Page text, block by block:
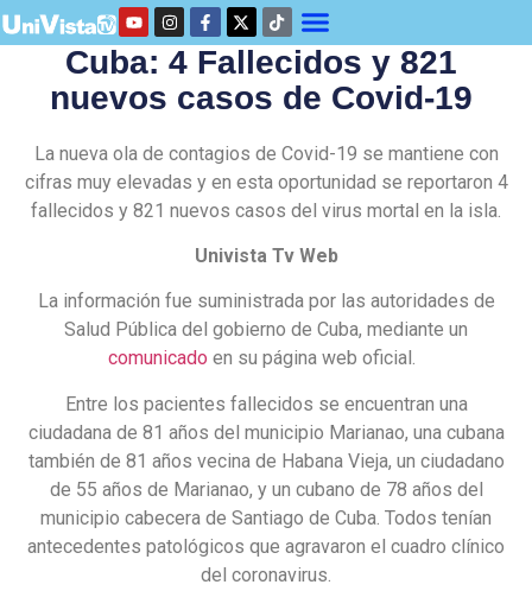
Cuba: 4 Fallecidos y 821
nuevos casos de Covid-19
La nueva ola de contagios de Covid-19 se mantiene con
cifras muy elevadas y en esta oportunidad se reportaron 4
fallecidos y 821 nuevos casos del virus mortal en la isla.
Univista Tv Web
La información fue suministrada por las autoridades de
Salud Pública del gobierno de Cuba, mediante un
comunicado en su página web oficial.
Entre los pacientes fallecidos se encuentran una
ciudadana de 81 años del municipio Marianao, una cubana
también de 81 años vecina de Habana Vieja, un ciudadano
de 55 años de Marianao, y un cubano de 78 años del
municipio cabecera de Santiago de Cuba. Todos tenían
antecedentes patológicos que agravaron el cuadro clínico
del coronavirus.